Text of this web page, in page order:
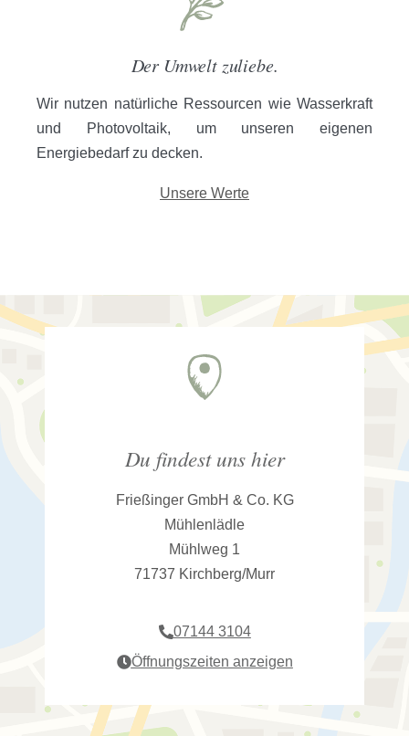
Der Umwelt zuliebe.
Wir nutzen natürliche Ressourcen wie Wasserkraft
und Photovoltaik, um unseren eigenen
Energiebedarf zu decken.
Unsere Werte
Du findest uns hier
Frießinger GmbH & Co. KG
Mühlenlädle
Mühlweg 1
71737 Kirchberg/Murr
07144 3104
Öffnungszeiten anzeigen